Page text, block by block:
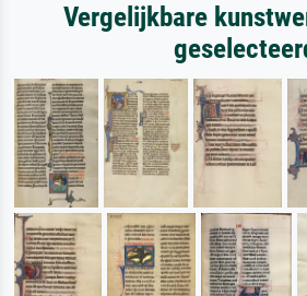
Vergelijkbare